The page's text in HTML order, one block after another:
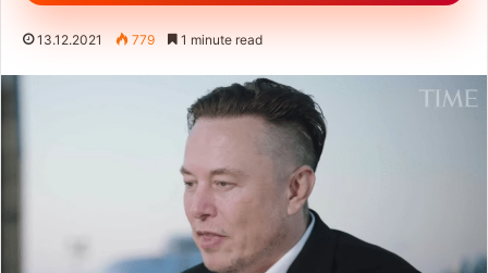
13.12.2021 779 1 minute read